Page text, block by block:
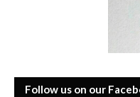
Follow us on our